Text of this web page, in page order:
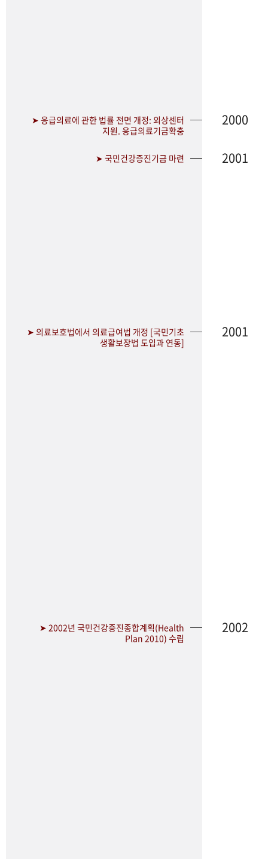
➤ 응급의료에 관한 법률 전면 개정: 외상센터
지원. 응급의료기금확충
2000
➤ 국민건강증진기금 마련 2001
➤ 의료보호법에서 의료급여법 개정 [국민기초
생활보장법 도입과 연동]
2001
➤ 2002년 국민건강증진종합계획(Health
Plan 2010) 수립
2002